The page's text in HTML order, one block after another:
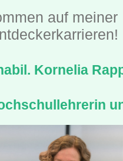
auf meiner
Kornelia